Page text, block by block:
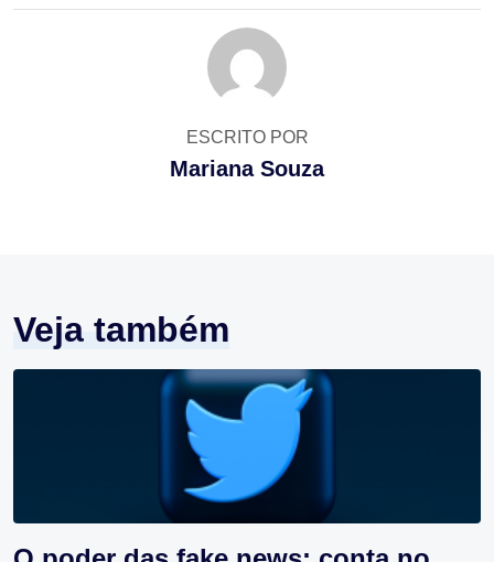
ESCRITO POR
Mariana Souza
Veja também